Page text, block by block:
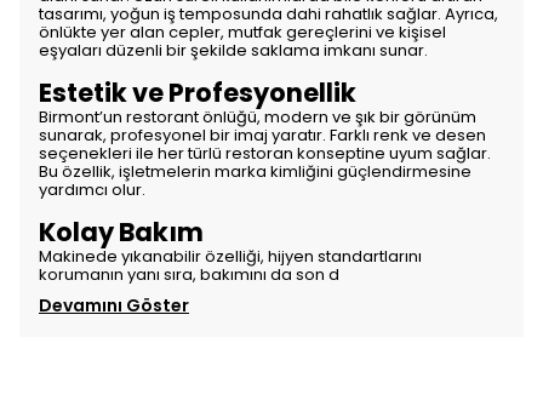
tasarımı, yoğun iş temposunda dahi rahatlık sağlar. Ayrıca,
önlükte yer alan cepler, mutfak gereçlerini ve kişisel
eşyaları düzenli bir şekilde saklama imkanı sunar.
Estetik ve Profesyonellik
Birmont’un restorant önlüğü, modern ve şık bir görünüm
sunarak, profesyonel bir imaj yaratır. Farklı renk ve desen
seçenekleri ile her türlü restoran konseptine uyum sağlar.
Bu özellik, işletmelerin marka kimliğini güçlendirmesine
yardımcı olur.
Kolay Bakım
Makinede yıkanabilir özelliği, hijyen standartlarını
korumanın yanı sıra, bakımını da son d
Devamını Göster